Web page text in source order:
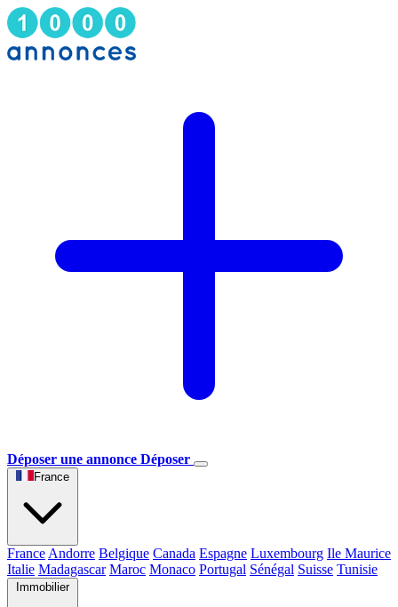
Déposer une annonce Déposer
France
France Andorre Belgique Canada Espagne Luxembourg Ile Maurice
Italie Madagascar Maroc Monaco Portugal Sénégal Suisse Tunisie
Immobilier